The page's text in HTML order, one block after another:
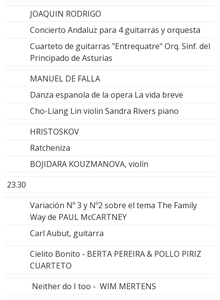
JOAQUIN RODRIGO
Concierto Andaluz para 4 guitarras y orquesta
Cuarteto de guitarras "Entrequatre" Orq. Sinf. del
Principado de Asturias
MANUEL DE FALLA
Danza espanola de la opera La vida breve
Cho-Liang Lin violin Sandra Rivers piano
HRISTOSKOV
Ratcheniza
BOJIDARA KOUZMANOVA, violín
23.30
Variación Nº 3 y Nº2 sobre el tema The Family
Way de PAUL McCARTNEY
Carl Aubut, guitarra
Cielito Bonito - BERTA PEREIRA & POLLO PIRIZ
CUARTETO
Neither do I too - WIM MERTENS